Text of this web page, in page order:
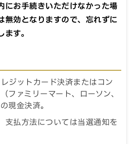
にお手続きいただけなかった場
無効となりますので、忘れずに
ます。
ジットカード決済またはコン
ファミリーマート、ローソン、
現金決済。
支払方法については当選通知を